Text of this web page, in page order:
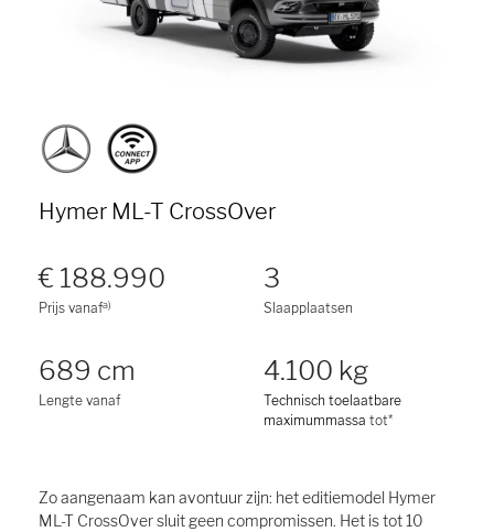
Hymer ML-T CrossOver
€ 188.990
Prijs vanafa)
3
Slaapplaatsen
689 cm
Lengte vanaf
4.100 kg
Technisch toelaatbare
maximummassa tot*
Zo aangenaam kan avontuur zijn: het editiemodel Hymer
ML-T CrossOver sluit geen compromissen. Het is tot 10